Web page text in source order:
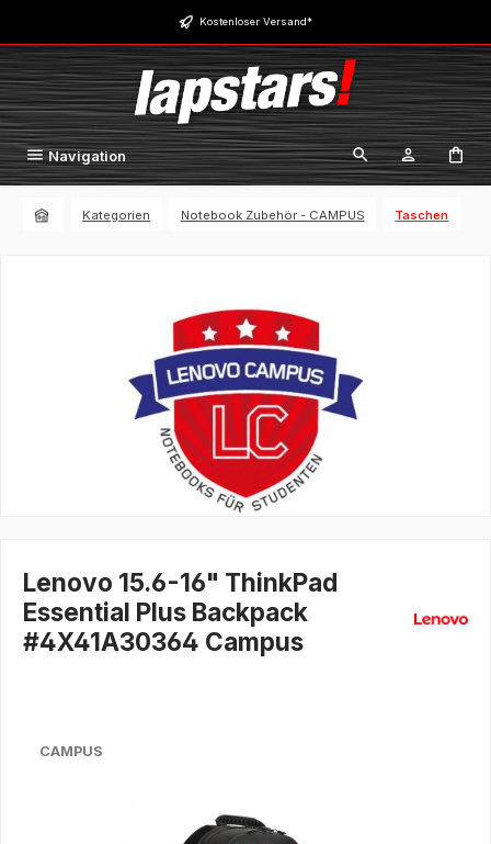
Zum Hauptinhalt springen Kostenloser Versand*
Navigation
Kategorien Notebook Zubehör - CAMPUS Taschen
Lenovo 15.6-16" ThinkPad
Essential Plus Backpack
#4X41A30364 Campus
CAMPUS